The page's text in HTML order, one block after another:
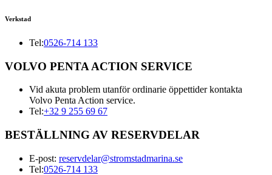
Verkstad
Tel:0526-714 133
VOLVO PENTA ACTION SERVICE
Vid akuta problem utanför ordinarie öppettider kontakta
Volvo Penta Action service.
Tel:+32 9 255 69 67
BESTÄLLNING AV RESERVDELAR
E-post: reservdelar@stromstadmarina.se
Tel:0526-714 133